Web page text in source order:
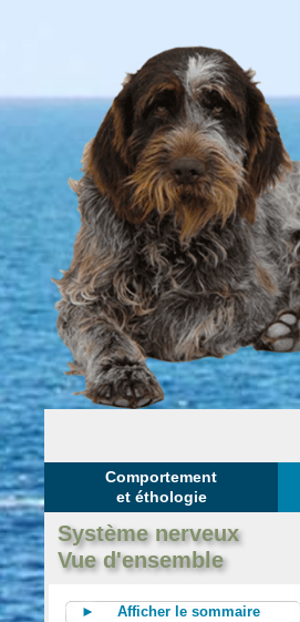
Comportement
et éthologie
Système nerveux
Vue d'ensemble
► Afficher le sommaire